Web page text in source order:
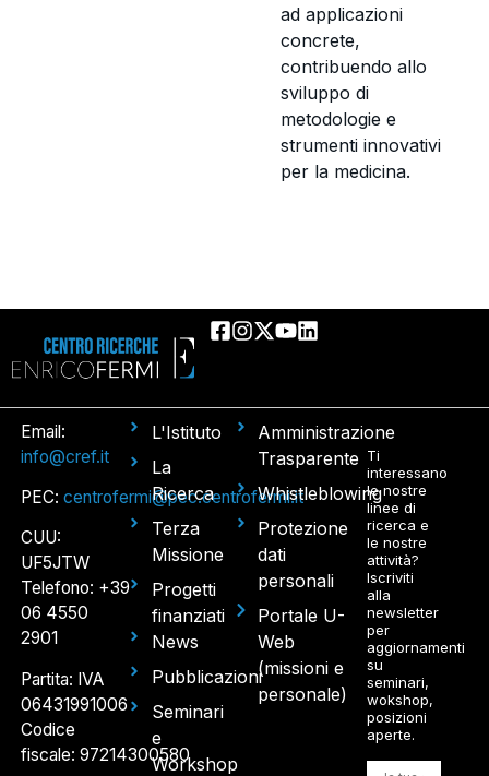
ad applicazioni
concrete,
contribuendo allo
sviluppo di
metodologie e
strumenti innovativi
per la medicina.
Email:
info@cref.it
PEC: centrofermi@pec.centrofermi.it
CUU:
UF5JTW
Telefono: +39
06 4550
2901
Partita: IVA
06431991006
Codice
fiscale: 97214300580
L'Istituto
La
Ricerca
Terza
Missione
Progetti
finanziati
News
Pubblicazioni
Seminari
e
Workshop
Amministrazione
Trasparente
Whistleblowing
Protezione
dati
personali
Portale U-
Web
(missioni e
personale)
Ti
interessano
le nostre
linee di
ricerca e
le nostre
attività?
Iscriviti
alla
newsletter
per
aggiornamenti
su
seminari,
wokshop,
posizioni
aperte.